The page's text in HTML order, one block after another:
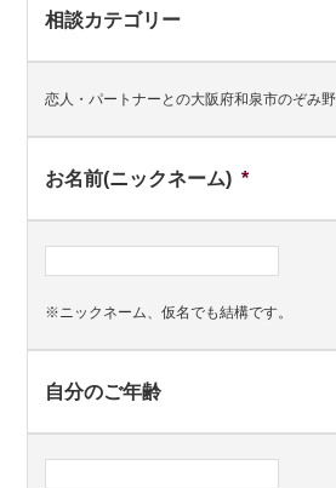
相談カテゴリー
恋人・パートナーとの大阪府和泉市のぞみ
お名前(ニックネーム) *
※ニックネーム、仮名でも結構です。
自分のご年齢